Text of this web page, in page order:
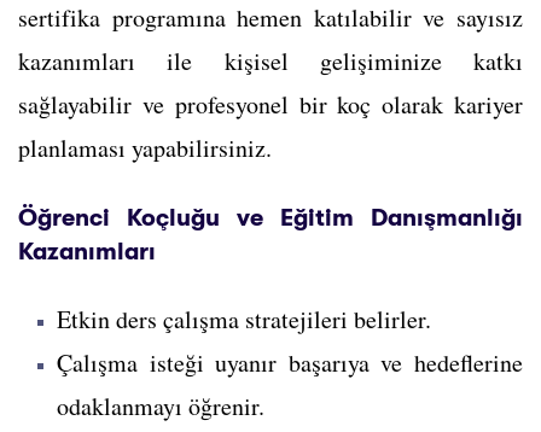
sertifika programına hemen katılabilir ve sayısız
kazanımları ile kişisel gelişiminize katkı
sağlayabilir ve profesyonel bir koç olarak kariyer
planlaması yapabilirsiniz.
Öğrenci Koçluğu ve Eğitim Danışmanlığı
Kazanımları
Etkin ders çalışma stratejileri belirler.
Çalışma isteği uyanır başarıya ve hedeflerine
odaklanmayı öğrenir.